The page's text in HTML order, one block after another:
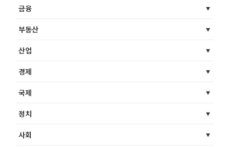
금융
부동산
산업
경제
국제
정치
사회